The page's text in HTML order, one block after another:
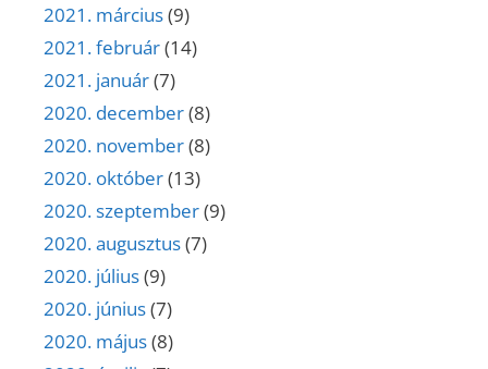
2021. március(9)
2021. február(14)
2021. január(7)
2020. december(8)
2020. november(8)
2020. október(13)
2020. szeptember(9)
2020. augusztus(7)
2020. július(9)
2020. június(7)
2020. május(8)